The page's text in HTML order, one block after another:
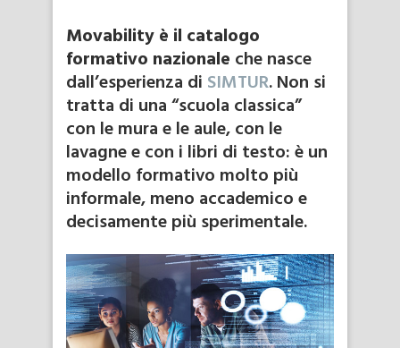
Movability è il catalogo
formativo nazionale che nasce
dall’esperienza di SIMTUR. Non si
tratta di una “scuola classica”
con le mura e le aule, con le
lavagne e con i libri di testo: è un
modello formativo molto più
informale, meno accademico e
decisamente più sperimentale.